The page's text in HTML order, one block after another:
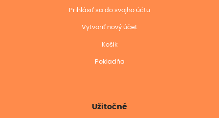
Prihlásiť sa do svojho účtu
Vytvoriť nový účet
Košík
Pokladňa
Užitočné